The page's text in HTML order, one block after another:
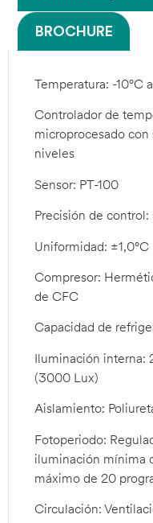
BROCHURE
Temperatura: -10°C
Controlador de
microprocesado con
niveles
Sensor: PT-100
Precisión de control:
Uniformidad: ±1,0°C
Compresor:
de CFC
Capacidad de
Iluminación interna:
(3000 Lux)
Aislamiento:
Fotoperiodo:
iluminación mínima
máximo de 20
Circulación: